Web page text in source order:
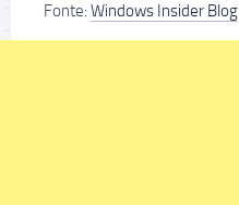
Fonte: Windows Insider Blog